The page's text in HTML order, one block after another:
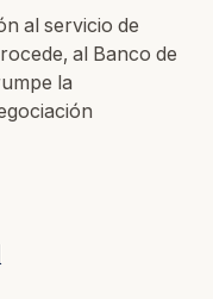
al servicio de
al Banco de
la